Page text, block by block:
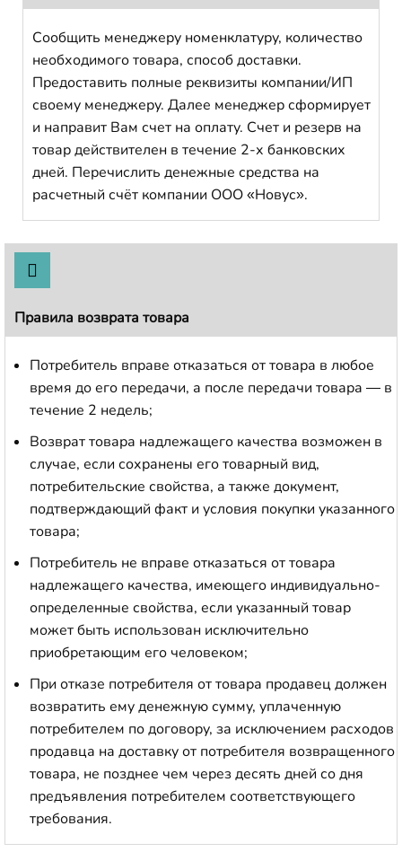
Сообщить менеджеру номенклатуру, количество
необходимого товара, способ доставки.
Предоставить полные реквизиты компании/ИП
своему менеджеру. Далее менеджер сформирует
и направит Вам счет на оплату. Счет и резерв на
товар действителен в течение 2-х банковских
дней. Перечислить денежные средства на
расчетный счёт компании ООО «Новус».
Правила возврата товара
Потребитель вправе отказаться от товара в любое
время до его передачи, а после передачи товара — в
течение 2 недель;
Возврат товара надлежащего качества возможен в
случае, если сохранены его товарный вид,
потребительские свойства, а также документ,
подтверждающий факт и условия покупки указанного
товара;
Потребитель не вправе отказаться от товара
надлежащего качества, имеющего индивидуально-
определенные свойства, если указанный товар
может быть использован исключительно
приобретающим его человеком;
При отказе потребителя от товара продавец должен
возвратить ему денежную сумму, уплаченную
потребителем по договору, за исключением расходов
продавца на доставку от потребителя возвращенного
товара, не позднее чем через десять дней со дня
предъявления потребителем соответствующего
требования.